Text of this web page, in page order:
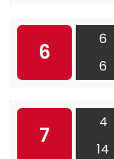
6
6
6
7
4
14